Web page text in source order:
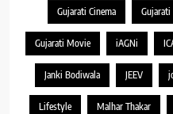
Gujarati Cinema Gujarati
Gujarati Movie iAGNi
Janki Bodiwala JEEV
Lifestyle Malhar Thakar